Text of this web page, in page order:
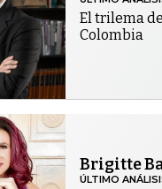
El trilema
Colombia
Brigitte
ÚLTIMO